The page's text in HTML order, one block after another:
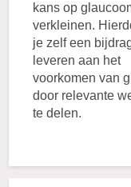
kans op
verkleinen.
je zelf een
leveren aan het
voorkomen van
door relevante
te delen.